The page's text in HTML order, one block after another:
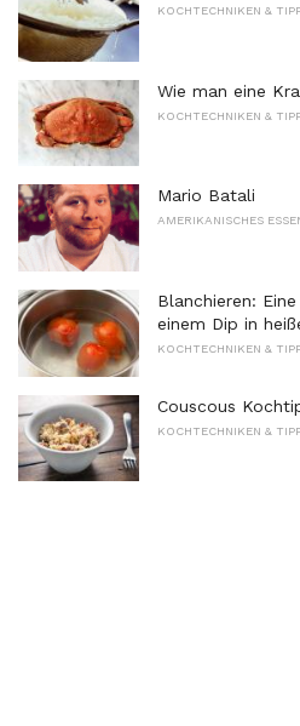
KOCHTECHNIKEN &
Wie man eine
KOCHTECHNIKEN &
Mario Batali
AMERIKANISCHES
Blanchieren:
einem Dip in
KOCHTECHNIKEN &
Couscous
KOCHTECHNIKEN &